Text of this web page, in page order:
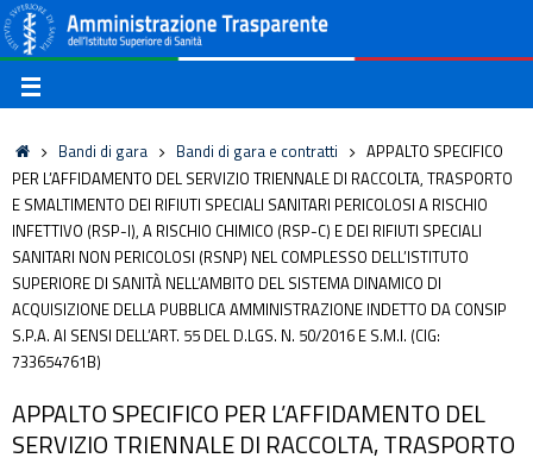
Bandi di gara Bandi di gara e contratti
APPALTO SPECIFICO
PER L’AFFIDAMENTO DEL SERVIZIO TRIENNALE DI RACCOLTA, TRASPORTO
E SMALTIMENTO DEI RIFIUTI SPECIALI SANITARI PERICOLOSI A RISCHIO
INFETTIVO (RSP-I), A RISCHIO CHIMICO (RSP-C) E DEI RIFIUTI SPECIALI
SANITARI NON PERICOLOSI (RSNP) NEL COMPLESSO DELL’ISTITUTO
SUPERIORE DI SANITÀ NELL’AMBITO DEL SISTEMA DINAMICO DI
ACQUISIZIONE DELLA PUBBLICA AMMINISTRAZIONE INDETTO DA CONSIP
S.P.A. AI SENSI DELL’ART. 55 DEL D.LGS. N. 50/2016 E S.M.I. (CIG:
733654761B)
APPALTO SPECIFICO PER L’AFFIDAMENTO DEL
SERVIZIO TRIENNALE DI RACCOLTA, TRASPORTO